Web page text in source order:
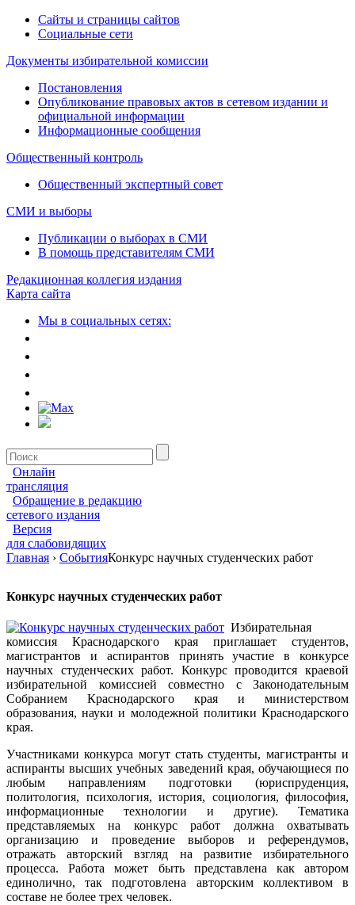
Сайты и страницы сайтов
Социальные сети
Документы избирательной комиссии
Постановления
Опубликование правовых актов в сетевом издании и
официальной информации
Информационные сообщения
Общественный контроль
Общественный экспертный совет
СМИ и выборы
Публикации о выборах в СМИ
В помощь представителям СМИ
Редакционная коллегия издания
Карта сайта
Мы в социальных сетях:
Онлайн
трансляция
Обращение в редакцию
сетевого издания
Версия
для слабовидящих
Главная › СобытияКонкурс научных студенческих работ
Конкурс научных студенческих работ
Избирательная
комиссия Краснодарского края приглашает студентов,
магистрантов и аспирантов принять участие в конкурсе
научных студенческих работ. Конкурс проводится краевой
избирательной комиссией совместно с Законодательным
Собранием Краснодарского края и министерством
образования, науки и молодежной политики Краснодарского
края.
Участниками конкурса могут стать студенты, магистранты и
аспиранты высших учебных заведений края, обучающиеся по
любым направлениям подготовки (юриспруденция,
политология, психология, история, социология, философия,
информационные технологии и другие). Тематика
представляемых на конкурс работ должна охватывать
организацию и проведение выборов и референдумов,
отражать авторский взгляд на развитие избирательного
процесса. Работа может быть представлена как автором
единолично, так подготовлена авторским коллективом в
составе не более трех человек.